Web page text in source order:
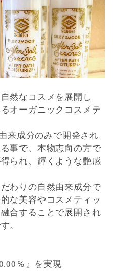
然なコスメを展開し
オーガニックコスメテ
来成分のみで開発され
事で、本物志向の方で
られ、輝くような艶感
わりの自然由来成分で
な美容やコスメティッ
合することで展開され
。
％』を実現